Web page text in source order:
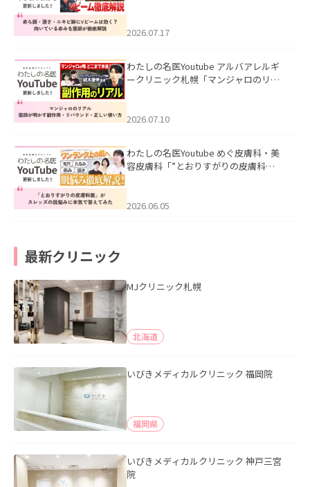
した。
2026.07.17
わたしの名医Youtube アルバアレルギ
ークリニック札幌「マンジャロのリア
た。
2026.07.10
わたしの名医Youtube めぐ皮膚科・美
容皮膚科「”とおりすがりの皮膚科
2026.06.05
最新クリニック
MJクリニック札幌
北海道
いびきメディカルクリニック 福岡院
福岡県
いびきメディカルクリニック 神戸三宮
院